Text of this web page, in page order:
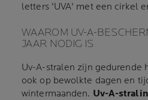
letters 'UVA' met een cirkel
WAAROM UV-A-
JAAR NODIG IS
Uv-A-stralen zijn gedurende
ook op bewolkte dagen en
wintermaanden. Uv-A-